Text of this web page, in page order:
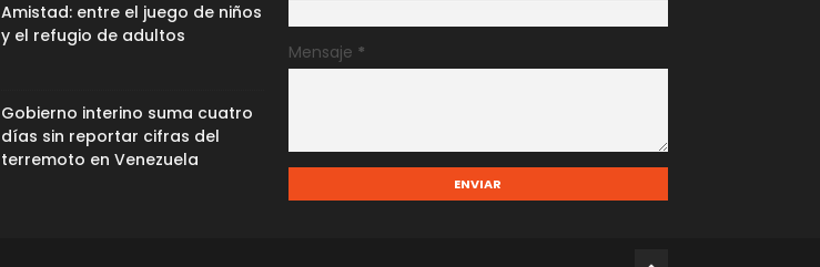
Amistad: entre el juego de niños
y el refugio de adultos
Gobierno interino suma cuatro
días sin reportar cifras del
terremoto en Venezuela
Mensaje *